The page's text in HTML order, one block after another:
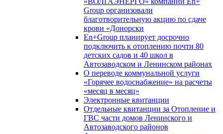
Group организовали
благотворительную акцию по сдаче
крови «Донорски
En+Group планирует досрочно
подключить к отоплению почти 80
детских садов и 40 школ в
Автозаводском и Ленинском районах
О переводе коммунальной услуги
«Горячее водоснабжение» на расчеты
«месяц в месяц»
Электронные квитанции
Отдельные квитанции за Отопление и
ГВС части домов Ленинского и
Автозаводского районов